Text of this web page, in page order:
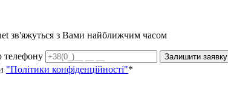
зв'яжуться з Вами найближчим часом
Залишити заявку
"Політики конфіденційності"*